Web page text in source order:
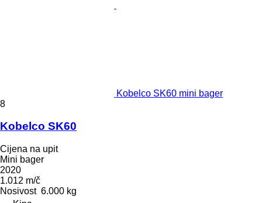
Kobelco SK60 mini bager
8
Kobelco SK60
Cijena na upit
Mini bager
2020
1.012 m/č
Nosivost 6.000 kg